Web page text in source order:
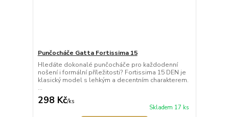
Punčocháče Gatta Fortissima 15
Hledáte dokonalé punčocháče pro každodenní
nošení i formální příležitosti? Fortissima 15 DEN je
klasický model s lehkým a decentním charakterem.
...
298 Kč/ks
Skladem 17 ks